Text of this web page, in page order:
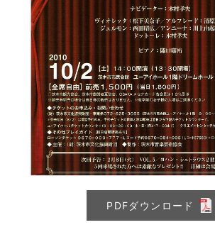
PDFダウンロード